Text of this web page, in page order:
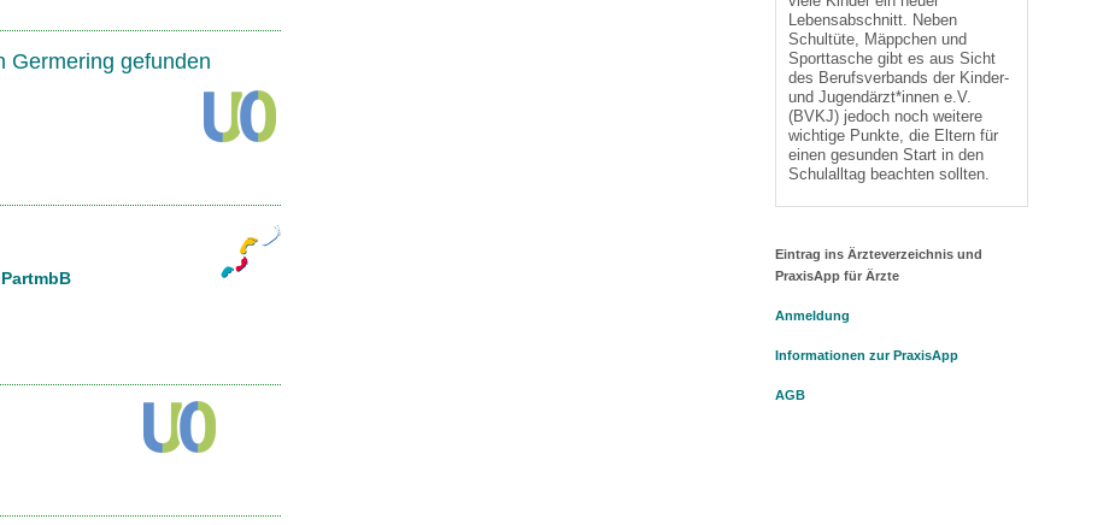
Germering gefunden
Lebensabschnitt. Neben
Schultüte, Mäppchen und
Sporttasche gibt es aus Sicht
des Berufsverbands der Kinder-
und Jugendärzt*innen e.V.
(BVKJ) jedoch noch weitere
wichtige Punkte, die Eltern für
einen gesunden Start in den
Schulalltag beachten sollten.
Eintrag ins Ärzteverzeichnis und
PraxisApp für Ärzte
Anmeldung
Informationen zur PraxisApp
AGB